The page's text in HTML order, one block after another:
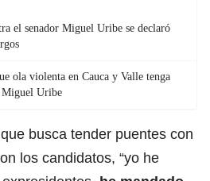
el senador Miguel Uribe se declaró
ola violenta en Cauca y Valle tenga
Miguel Uribe
busca tender puentes con
los candidatos, “yo he